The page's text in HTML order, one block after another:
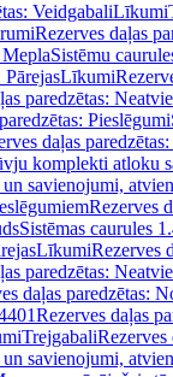
VeidgabaliLīkumi
Rezerves daļas
Sistēmu
PārejasLīkumi
paredzētas:
Pieslēgumi
daļas
komplekti atloku
un savienojumi,
Rezerves
Sistēmas caurules
LīkumiRezerves
paredzētas:
daļas paredzētas:
Rezerves daļas
TrejgabaliRezerves
un savienojumi,